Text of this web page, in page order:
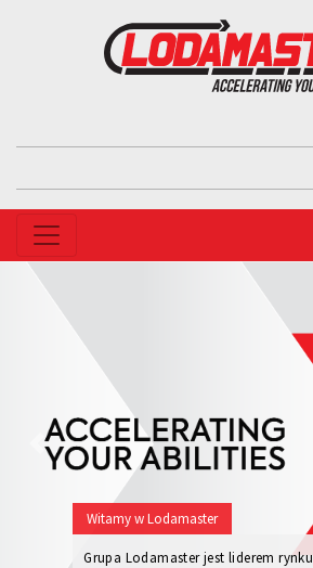
Witamy w Lodamaster
Grupa Lodamaster jest liderem rynku
Previous